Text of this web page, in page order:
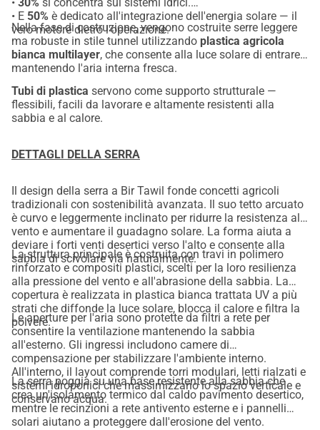
• E 50% è dedicato all'integrazione dell'energia solare — il
vero motore dietro l'operazione.
Nella fase di costruzione, vengono costruite serre leggere
ma robuste in stile tunnel utilizzando plastica agricola
bianca multilayer, che consente alla luce solare di entrare
mantenendo l'aria interna fresca.
Tubi di plastica servono come supporto strutturale —
flessibili, facili da lavorare e altamente resistenti alla
sabbia e al calore.
DETTAGLI DELLA SERRA
Il design della serra a Bir Tawil fonde concetti agricoli
tradizionali con sostenibilità avanzata. Il suo tetto arcuato
è curvo e leggermente inclinato per ridurre la resistenza al
vento e aumentare il guadagno solare. La forma aiuta a
deviare i forti venti desertici verso l'alto e consente alla
sabbia di scivolare via naturalmente.
La struttura principale è costruita con travi in polimero
rinforzato e compositi plastici, scelti per la loro resilienza
alla pressione del vento e all'abrasione della sabbia. La
copertura è realizzata in plastica bianca trattata UV a più
strati che diffonde la luce solare, blocca il calore e filtra la
polvere.
Le aperture per l'aria sono protette da filtri a rete per
consentire la ventilazione mantenendo la sabbia
all'esterno. Gli ingressi includono camere di
compensazione per stabilizzare l'ambiente interno.
All'interno, il layout comprende torri modulari, letti rialzati e
sistemi idroponici che massimizzano lo spazio verticale e
conservano acqua.
La serra poggia su una base resistente alla sabbia che
crea un'isolamento termico dal caldo pavimento desertico,
mentre le recinzioni a rete antivento esterne e i pannelli
solari aiutano a proteggere dall'erosione del vento.